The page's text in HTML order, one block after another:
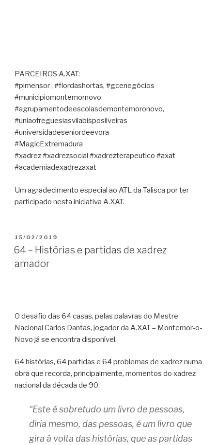
PARCEIROS A.XAT:
#pimensor , #flordashortas, #gcenegócios
#municipiomontemornovo
#agrupamentodeescolasdemontemoronovo,
#uniãofreguesiasvilabisposilveiras
#universidadeseniordeevora
#MagicExtremadura
#xadrez #xadrezsocial #xadrezterapeutico #axat
#academiadexadrezaxat
Um agradecimento especial ao ATL da Talisca por ter
participado nesta iniciativa A.XAT.
PUBLICADO
EM
15/02/2019
64 – Histórias e partidas de xadrez
amador
O desafio das 64 casas, pelas palavras do Mestre
Nacional Carlos Dantas, jogador da A.XAT – Montemor-o-
Novo já se encontra disponível.
64 histórias, 64 partidas e 64 problemas de xadrez numa
obra que recorda, principalmente, momentos do xadrez
nacional da década de 90.
“Este é sobretudo um livro de pessoas,
diria mesmo, das pessoas, é um livro que
gira à volta das histórias, que as partidas